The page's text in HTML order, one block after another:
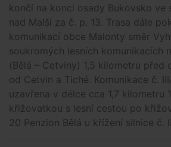
končí na konci osady Bukovsko ve
nad Malší za č. p. 13. Trasa dále
komunikací obce Malonty směr
soukromých lesních komunikacích
(Bělá – Cetviny) 1,5 kilometru před
od Cetvin a Tiché. Komunikace č.
uzavřena v délce cca 1,7 kilometru
křižovatkou s lesní cestou po
20 Penzion Bělá u křížení silnice č.